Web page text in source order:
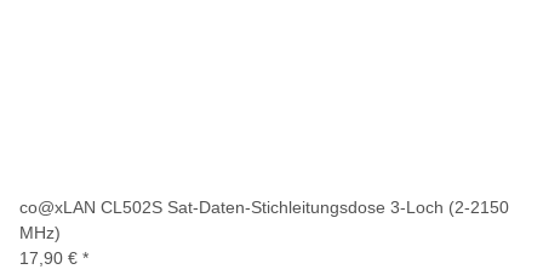
co@xLAN CL502S Sat-Daten-Stichleitungsdose 3-Loch (2-2150
MHz)
17,90 € *